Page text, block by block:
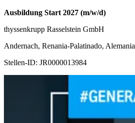
Ausbildung Start 2027 (m/w/d)
thyssenkrupp Rasselstein GmbH
Andernach, Renania-Palatinado, Alemania
Stellen-ID: JR0000013984